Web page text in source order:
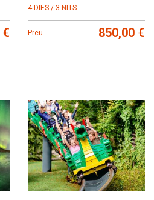
€
4 DIES / 3 NITS
Preu 850,00 €